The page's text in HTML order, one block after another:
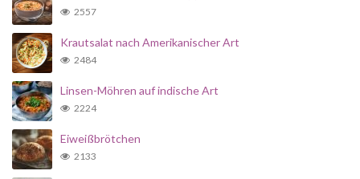
2557
Krautsalat nach Amerikanischer Art
2484
Linsen-Möhren auf indische Art
2224
Eiweißbrötchen
2133